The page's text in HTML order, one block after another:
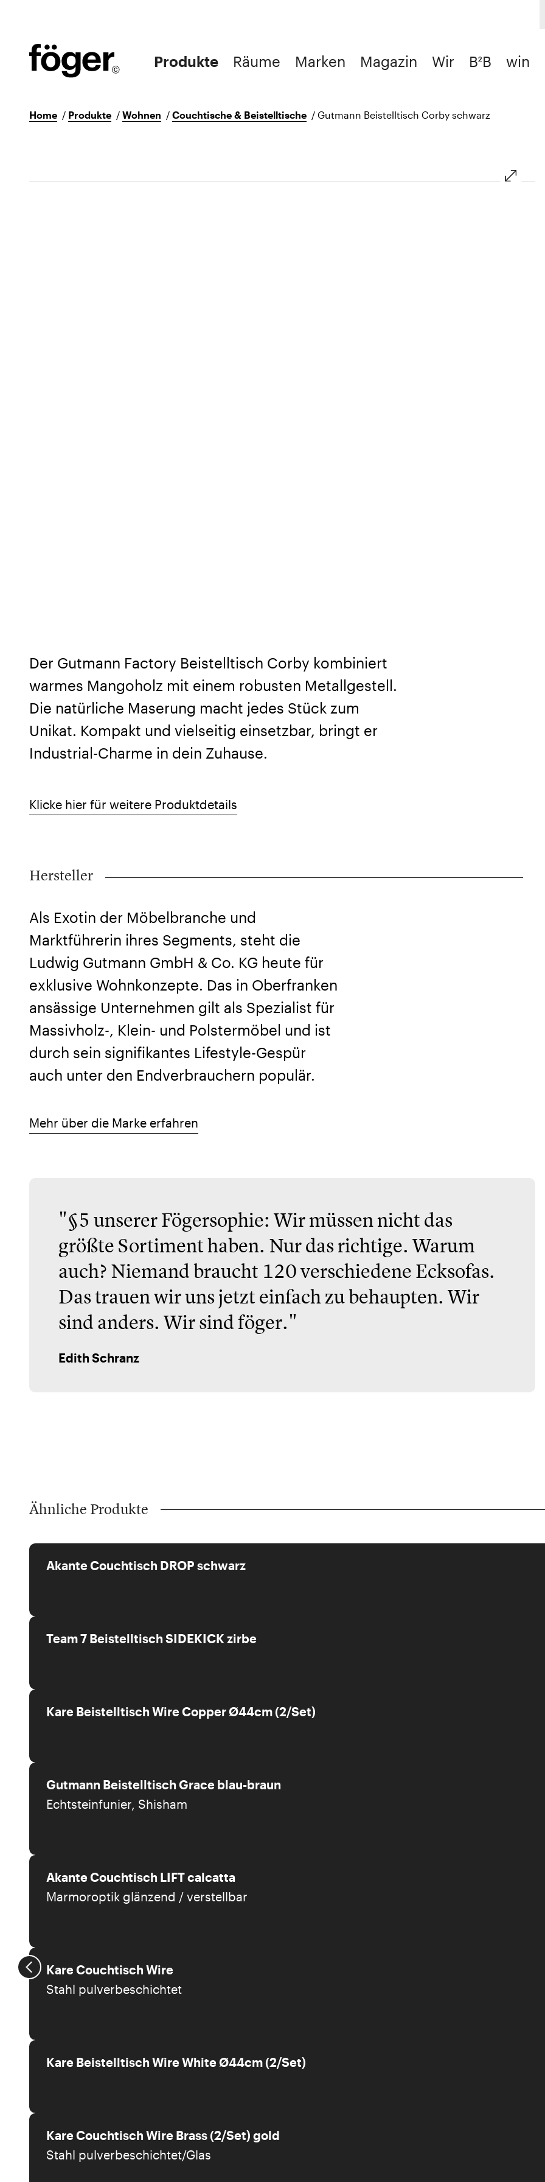
Produkte Räume Marken Magazin Wir B²B win
Home / Produkte / Wohnen / Couchtische & Beistelltische / Gutmann Beistelltisch Corby schwarz
Der Gutmann Factory Beistelltisch Corby kombiniert
warmes Mangoholz mit einem robusten Metallgestell.
Die natürliche Maserung macht jedes Stück zum
Unikat. Kompakt und vielseitig einsetzbar, bringt er
Industrial-Charme in dein Zuhause.
Klicke hier für weitere Produktdetails
Hersteller
Als Exotin der Möbelbranche und
Marktführerin ihres Segments, steht die
Ludwig Gutmann GmbH & Co. KG heute für
exklusive Wohnkonzepte. Das in Oberfranken
ansässige Unternehmen gilt als Spezialist für
Massivholz-, Klein- und Polstermöbel und ist
durch sein signifikantes Lifestyle-Gespür
auch unter den Endverbrauchern populär.
Mehr über die Marke erfahren
"§5 unserer Fögersophie: Wir müssen nicht das
größte Sortiment haben. Nur das richtige. Warum
auch? Niemand braucht 120 verschiedene Ecksofas.
Das trauen wir uns jetzt einfach zu behaupten. Wir
sind anders. Wir sind föger."
Edith Schranz
Ähnliche Produkte
Akante Couchtisch DROP schwarz
Team 7 Beistelltisch SIDEKICK zirbe
Kare Beistelltisch Wire Copper Ø44cm (2/Set)
Gutmann Beistelltisch Grace blau-braun
Echtsteinfunier, Shisham
Akante Couchtisch LIFT calcatta
Marmoroptik glänzend / verstellbar
Kare Couchtisch Wire
Stahl pulverbeschichtet
Kare Beistelltisch Wire White Ø44cm (2/Set)
Kare Couchtisch Wire Brass (2/Set) gold
Stahl pulverbeschichtet/Glas